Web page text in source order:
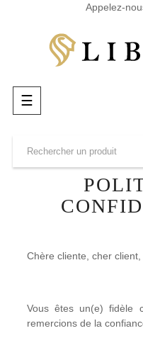
Appelez-
Basculer
la
☰
Chère cliente, cher client,
Vous êtes un(e) fidèle
remercions de la